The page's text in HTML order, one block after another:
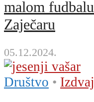
malom
Zaječaru
05.12.2024.
Društvo •